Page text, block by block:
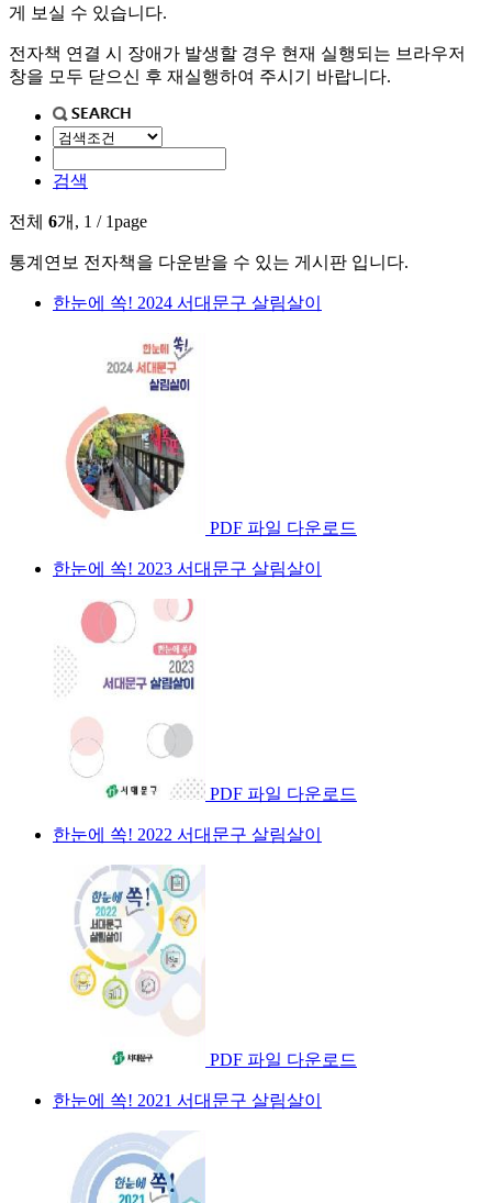
게 보실 수 있습니다.
전자책 연결 시 장애가 발생할 경우 현재 실행되는 브라우저
창을 모두 닫으신 후 재실행하여 주시기 바랍니다.
검색
전체 6개, 1 / 1page
통계연보 전자책을 다운받을 수 있는 게시판 입니다.
한눈에 쏙! 2024 서대문구 살림살이
PDF 파일 다운로드
한눈에 쏙! 2023 서대문구 살림살이
PDF 파일 다운로드
한눈에 쏙! 2022 서대문구 살림살이
PDF 파일 다운로드
한눈에 쏙! 2021 서대문구 살림살이